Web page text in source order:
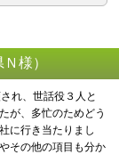
様）
（2016/05/02）
れ、世話役３人と
が、多忙のためどう
に行き当たりまし
その他の項目も分か